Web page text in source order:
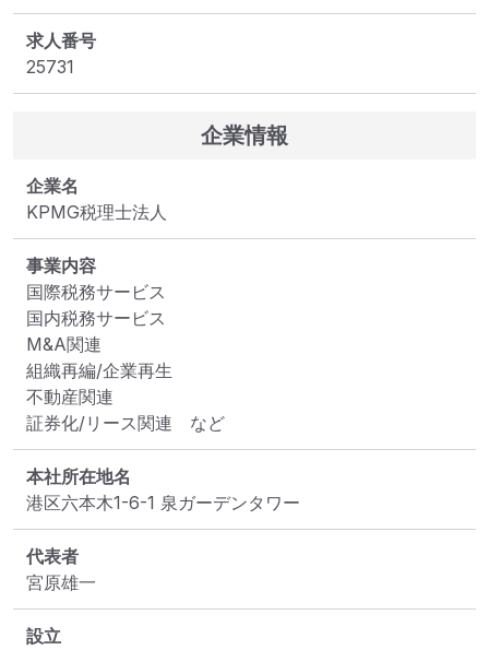
求人番号
25731
企業情報
企業名
KPMG税理士法人
事業内容
国際税務サービス
国内税務サービス
M&A関連
組織再編/企業再生
不動産関連
証券化/リース関連　など
本社所在地名
港区六本木1-6-1 泉ガーデンタワー
代表者
宮原雄一
設立